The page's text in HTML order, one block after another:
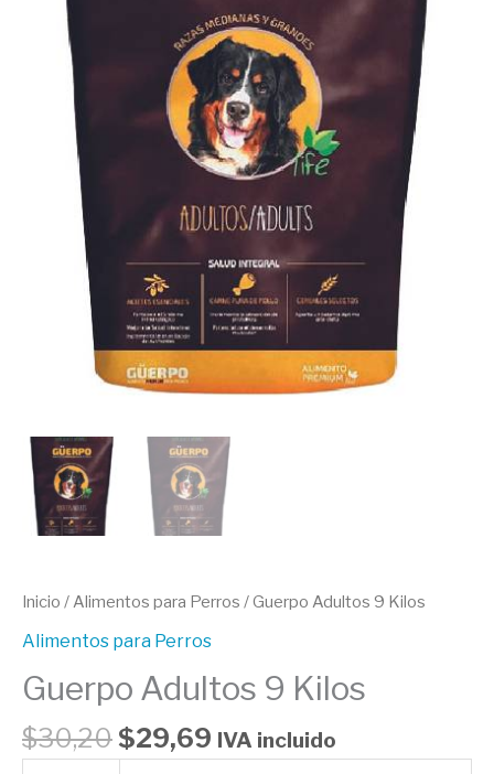
Inicio /Alimentos para Perros / Guerpo Adultos 9 Kilos
Alimentos para Perros
Guerpo Adultos 9 Kilos
$30,20 $29,69 IVA incluido